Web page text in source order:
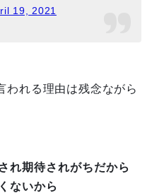
19, 2021
われる理由は残念ながら
れ期待されがちだから
ないから